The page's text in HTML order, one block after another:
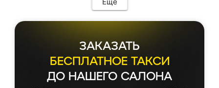
ЗАКАЗАТЬ
БЕСПЛАТНОЕ ТАКСИ
ДО НАШЕГО САЛОНА